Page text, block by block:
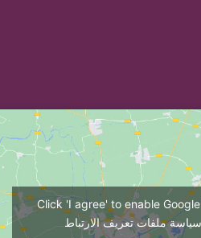
Click 'I agree' to enable
سياسة ملفات تعريف الارتباط